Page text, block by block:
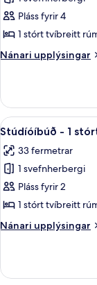
In
Shower)
Svíta
-
1
svefnherbergi
Pláss fyrir 4
1 stórt tvíbreitt
Nánari upplýsingar
Nánari
-
svefnherbergi
Skoða
allar
myndir
fyrir
Stúdíóíbúð
-
1
stórt
rúm
6
Stúdíóíbúð - 1
33 fermetrar
1 svefnherbergi
Pláss fyrir 2
1 stórt tvíbreitt
Nánari upplýsingar
Nánari
-